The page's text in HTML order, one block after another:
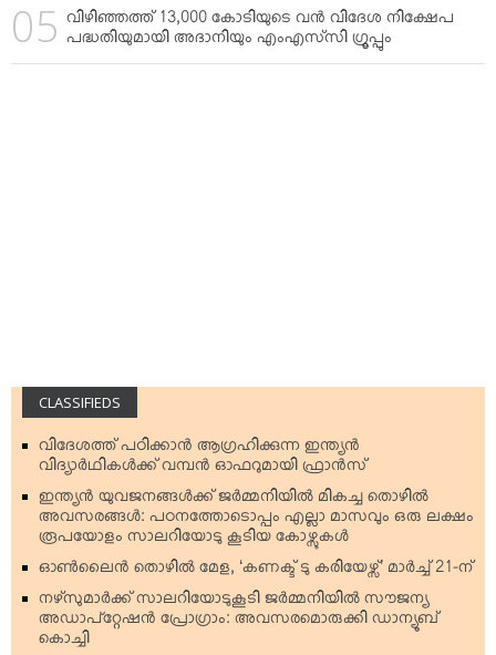
വിഴിഞ്ഞത്ത് 13,000 കോടിയുടെ വന്‍ വിദേശ നിക്ഷേപ
പദ്ധതിയുമായി അദാനിയും എംഎസ്‌സി ഗ്രൂപ്പും
CLASSIFIEDS
വിദേശത്ത് പഠിക്കാന്‍ ആഗ്രഹിക്കുന്ന ഇന്ത്യന്‍
വിദ്യാര്‍ഥികള്‍ക്ക് വമ്പന്‍ ഓഫറുമായി ഫ്രാന്‍സ്
ഇന്ത്യന്‍ യുവജനങ്ങള്‍ക്ക് ജര്‍മ്മനിയില്‍ മികച്ച തൊഴില്‍
അവസരങ്ങള്‍: പഠനത്തോടൊപ്പം എല്ലാ മാസവും ഒരു ലക്ഷം
രൂപയോളം സാലറിയോടു കൂടിയ കോഴ്സുകള്‍
ഓണ്‍ലൈന്‍ തൊഴില്‍ മേള, ‘കണക്ട് ടു കരിയേഴ്സ്’ മാര്‍ച്ച് 21-ന്
നഴ്‌സുമാര്‍ക്ക് സാലറിയോടുകൂടി ജര്‍മ്മനിയില്‍ സൗജന്യ
അഡാപ്റ്റേഷന്‍ പ്രോഗ്രാം: അവസരമൊരുക്കി ഡാന്യൂബ്
കൊച്ചി